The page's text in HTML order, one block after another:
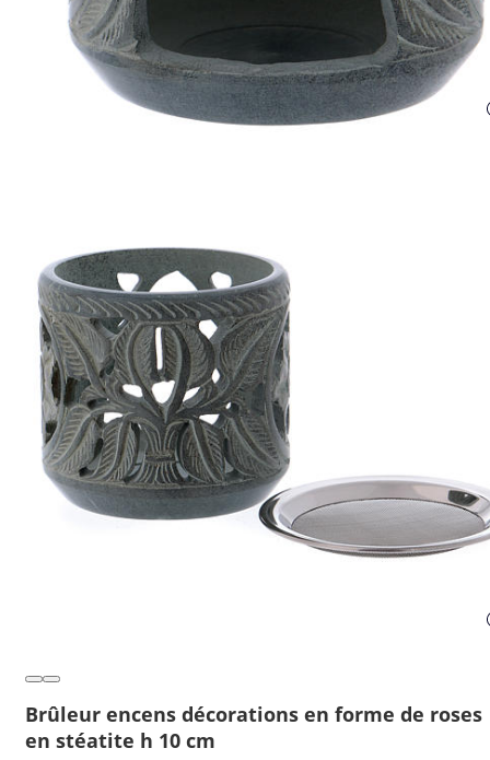
Brûleur encens décorations en forme de roses
en stéatite h 10 cm